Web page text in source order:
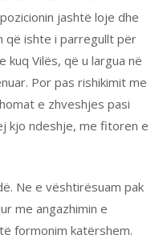
jashtë loje dhe
që ishte i parregullt për
Vilës, që u largua në
Por pas rishikimit me
e zhveshjes pasi
kjo ndeshje, me fitoren e
Ne e vështirësuam pak
me angazhimin e
formonim katërshem.